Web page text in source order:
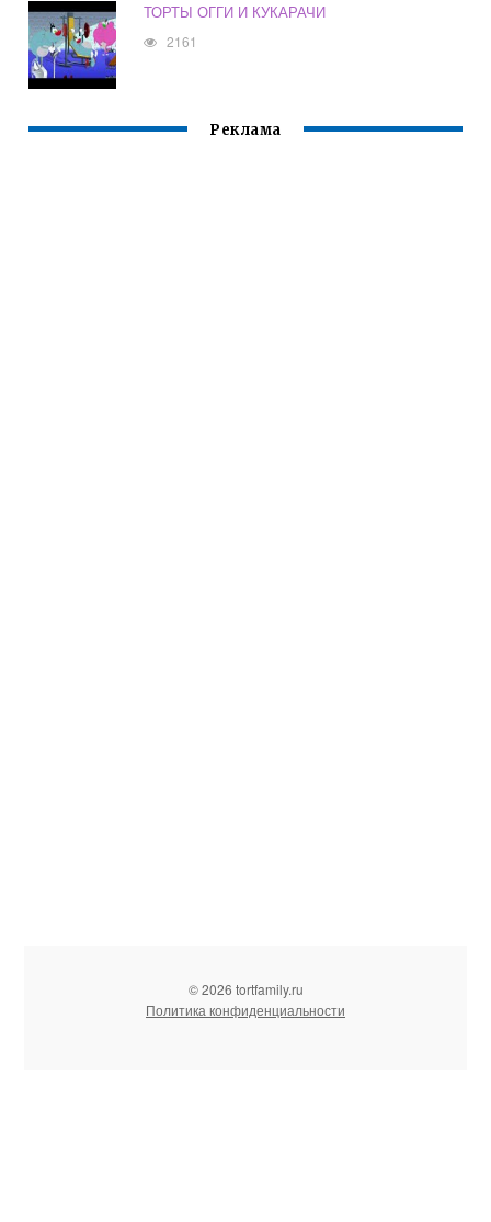
ТОРТЫ ОГГИ И КУКАРАЧИ
2161
Реклама
© 2026 tortfamily.ru
Политика конфиденциальности